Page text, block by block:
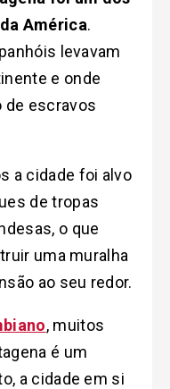
América.
levavam
e onde
de escravos
a cidade foi alvo
de tropas
o que
uma muralha
ao seu redor.
, muitos
é um
a cidade em si